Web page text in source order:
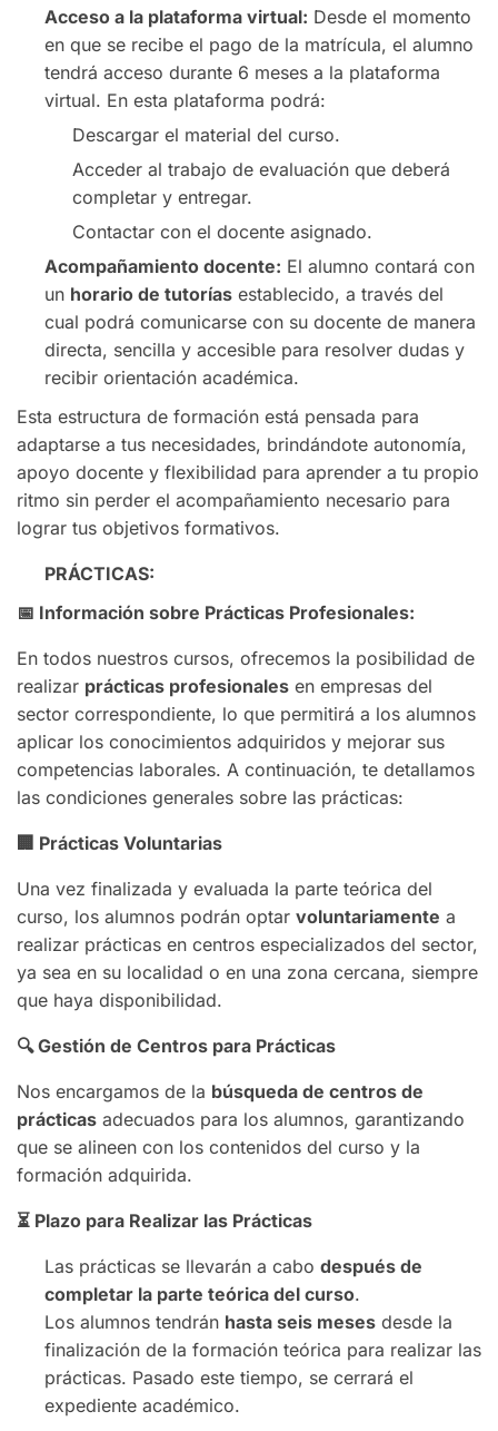
Acceso a la plataforma virtual: Desde el momento
en que se recibe el pago de la matrícula, el alumno
tendrá acceso durante 6 meses a la plataforma
virtual. En esta plataforma podrá:
Descargar el material del curso.
Acceder al trabajo de evaluación que deberá
completar y entregar.
Contactar con el docente asignado.
Acompañamiento docente: El alumno contará con
un horario de tutorías establecido, a través del
cual podrá comunicarse con su docente de manera
directa, sencilla y accesible para resolver dudas y
recibir orientación académica.
Esta estructura de formación está pensada para
adaptarse a tus necesidades, brindándote autonomía,
apoyo docente y flexibilidad para aprender a tu propio
ritmo sin perder el acompañamiento necesario para
lograr tus objetivos formativos.
PRÁCTICAS:
📅 Información sobre Prácticas Profesionales:
En todos nuestros cursos, ofrecemos la posibilidad de
realizar prácticas profesionales en empresas del
sector correspondiente, lo que permitirá a los alumnos
aplicar los conocimientos adquiridos y mejorar sus
competencias laborales. A continuación, te detallamos
las condiciones generales sobre las prácticas:
🏢 Prácticas Voluntarias
Una vez finalizada y evaluada la parte teórica del
curso, los alumnos podrán optar voluntariamente a
realizar prácticas en centros especializados del sector,
ya sea en su localidad o en una zona cercana, siempre
que haya disponibilidad.
🔍Gestión de Centros para Prácticas
Nos encargamos de la búsqueda de centros de
prácticas adecuados para los alumnos, garantizando
que se alineen con los contenidos del curso y la
formación adquirida.
⏳ Plazo para Realizar las Prácticas
Las prácticas se llevarán a cabo después de
completar la parte teórica del curso.
Los alumnos tendrán hasta seis meses desde la
finalización de la formación teórica para realizar las
prácticas. Pasado este tiempo, se cerrará el
expediente académico.